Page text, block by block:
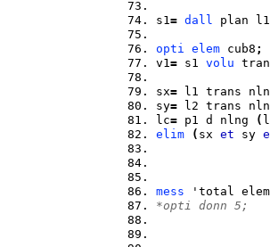
s1= dall plan
opti elem cub8 ;
v1= s1 volu
sx= l1 trans
sy= l2 trans
lc= p1 d nlng (
elim
( sx et sy
mess 'total
*opti donn 5;